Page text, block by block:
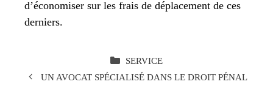
d’économiser sur les frais de déplacement de ces
derniers.
CATÉGORIES
SERVICE
UN AVOCAT SPÉCIALISÉ DANS LE DROIT PÉNAL